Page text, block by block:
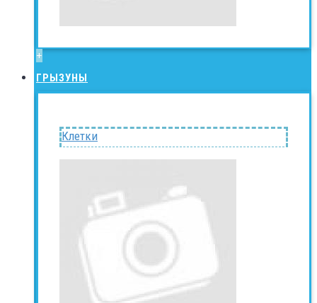
+
ГРЫЗУНЫ
Клетки